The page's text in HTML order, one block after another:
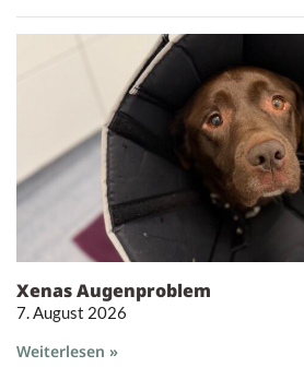
Xenas Augenproblem
7. August 2026
Weiterlesen »